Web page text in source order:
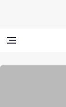
Vine Media
葡萄樹傳媒